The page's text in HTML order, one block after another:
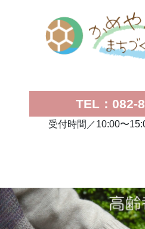
TEL：082-
受付時間／10:00〜